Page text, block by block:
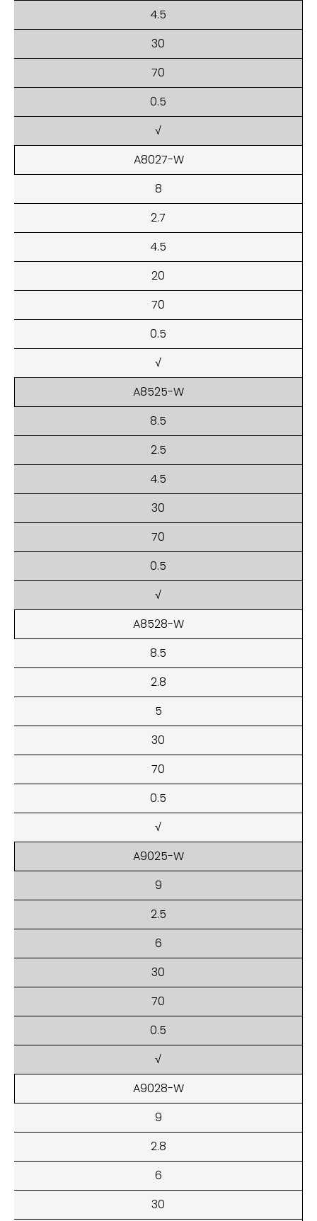
4.5
30
70
0.5
√
A8027-W
8
2.7
4.5
20
70
0.5
√
A8525-W
8.5
2.5
4.5
30
70
0.5
√
A8528-W
8.5
2.8
5
30
70
0.5
√
A9025-W
9
2.5
6
30
70
0.5
√
A9028-W
9
2.8
6
30